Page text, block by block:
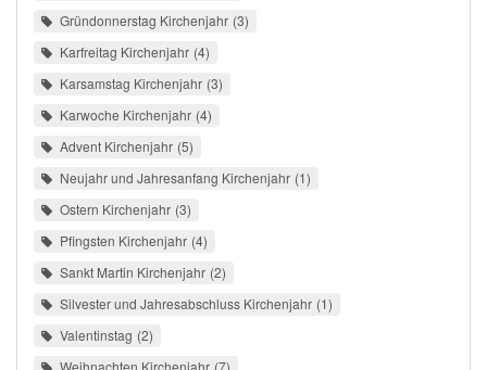
Gründonnerstag Kirchenjahr 3
Karfreitag Kirchenjahr 4
Karsamstag Kirchenjahr 3
Karwoche Kirchenjahr 4
Advent Kirchenjahr 5
Neujahr und Jahresanfang Kirchenjahr 1
Ostern Kirchenjahr 3
Pfingsten Kirchenjahr 4
Sankt Martin Kirchenjahr 2
Silvester und Jahresabschluss Kirchenjahr 1
Valentinstag 2